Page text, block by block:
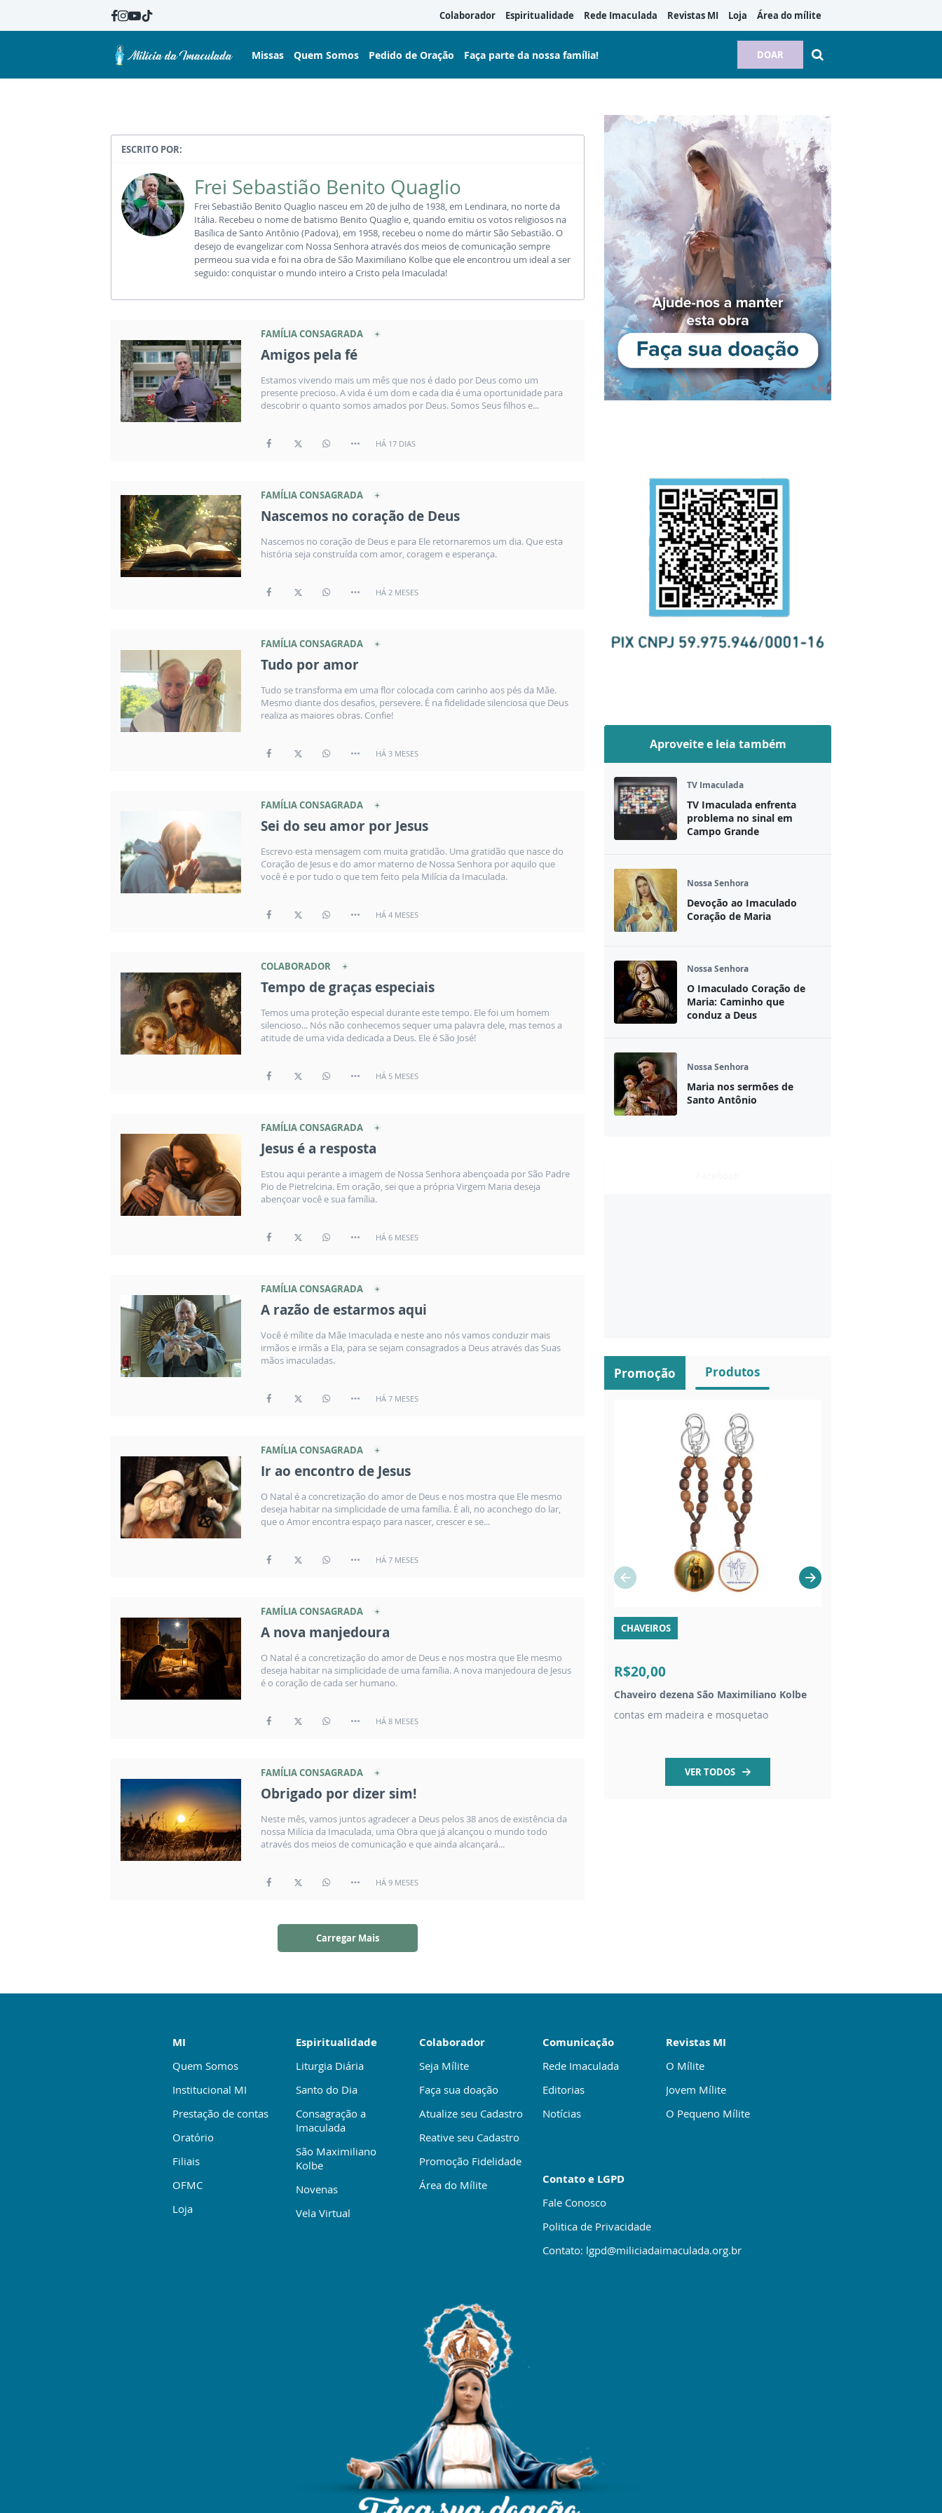
Colaborador Espiritualidade Rede Imaculada Revistas MI Loja Área do mílite
Missas Quem Somos Pedido de Oração Faça parte da nossa família! DOAR
ESCRITO POR:
Frei Sebastião Benito Quaglio
Frei Sebastião Benito Quaglio nasceu em 20 de julho de 1938, em Lendinara, no norte da
Itália. Recebeu o nome de batismo Benito Quaglio e, quando emitiu os votos religiosos na
Basílica de Santo Antônio (Padova), em 1958, recebeu o nome do mártir São Sebastião. O
desejo de evangelizar com Nossa Senhora através dos meios de comunicação sempre
permeou sua vida e foi na obra de São Maximiliano Kolbe que ele encontrou um ideal a ser
seguido: conquistar o mundo inteiro a Cristo pela Imaculada!
FAMÍLIA CONSAGRADA
Amigos pela fé
Estamos vivendo mais um mês que nos é dado por Deus como um
presente precioso. A vida é um dom e cada dia é uma oportunidade para
descobrir o quanto somos amados por Deus. Somos Seus filhos e...
HÁ 17 DIAS
FAMÍLIA CONSAGRADA
Nascemos no coração de Deus
Nascemos no coração de Deus e para Ele retornaremos um dia. Que esta
história seja construída com amor, coragem e esperança.
HÁ 2 MESES
FAMÍLIA CONSAGRADA
Tudo por amor
Tudo se transforma em uma flor colocada com carinho aos pés da Mãe.
Mesmo diante dos desafios, persevere. É na fidelidade silenciosa que Deus
realiza as maiores obras. Confie!
HÁ 3 MESES
FAMÍLIA CONSAGRADA
Sei do seu amor por Jesus
Escrevo esta mensagem com muita gratidão. Uma gratidão que nasce do
Coração de Jesus e do amor materno de Nossa Senhora por aquilo que
você é e por tudo o que tem feito pela Milícia da Imaculada.
HÁ 4 MESES
COLABORADOR
Tempo de graças especiais
Temos uma proteção especial durante este tempo. Ele foi um homem
silencioso... Nós não conhecemos sequer uma palavra dele, mas temos a
atitude de uma vida dedicada a Deus. Ele é São José!
HÁ 5 MESES
FAMÍLIA CONSAGRADA
Jesus é a resposta
Estou aqui perante a imagem de Nossa Senhora abençoada por São Padre
Pio de Pietrelcina. Em oração, sei que a própria Virgem Maria deseja
abençoar você e sua família.
HÁ 6 MESES
FAMÍLIA CONSAGRADA
A razão de estarmos aqui
Você é mílite da Mãe Imaculada e neste ano nós vamos conduzir mais
irmãos e irmãs a Ela, para se sejam consagrados a Deus através das Suas
mãos imaculadas.
HÁ 7 MESES
FAMÍLIA CONSAGRADA
Ir ao encontro de Jesus
O Natal é a concretização do amor de Deus e nos mostra que Ele mesmo
deseja habitar na simplicidade de uma família. É ali, no aconchego do lar,
que o Amor encontra espaço para nascer, crescer e se...
HÁ 7 MESES
FAMÍLIA CONSAGRADA
A nova manjedoura
O Natal é a concretização do amor de Deus e nos mostra que Ele mesmo
deseja habitar na simplicidade de uma família. A nova manjedoura de Jesus
é o coração de cada ser humano.
HÁ 8 MESES
FAMÍLIA CONSAGRADA
Obrigado por dizer sim!
Neste mês, vamos juntos agradecer a Deus pelos 38 anos de existência da
nossa Milícia da Imaculada, uma Obra que já alcançou o mundo todo
através dos meios de comunicação e que ainda alcançará...
HÁ 9 MESES
Carregar Mais
Promoção Produtos
CHAVEIROS
R$20,00
Chaveiro dezena São Maximiliano Kolbe
contas em madeira e mosquetao
VER TODOS
Aproveite e leia também
TV Imaculada
TV Imaculada enfrenta
problema no sinal em
Campo Grande
Nossa Senhora
Devoção ao Imaculado
Coração de Maria
Nossa Senhora
O Imaculado Coração de
Maria: Caminho que
conduz a Deus
Nossa Senhora
Maria nos sermões de
Santo Antônio
MI
Quem Somos
Institucional MI
Prestação de contas
Oratório
Filiais
OFMC
Loja
Colaborador
Seja Mílite
Faça sua doação
Atualize seu Cadastro
Reative seu Cadastro
Promoção Fidelidade
Área do Mílite
Espiritualidade
Liturgia Diária
Santo do Dia
Consagração a
Imaculada
São Maximiliano
Kolbe
Novenas
Vela Virtual
Comunicação
Rede Imaculada
Editorias
Notícias
Revistas MI
O Mílite
Jovem Mílite
O Pequeno Mílite
Contato e LGPD
Fale Conosco
Politica de Privacidade
Contato: lgpd@miliciadaimaculada.org.br